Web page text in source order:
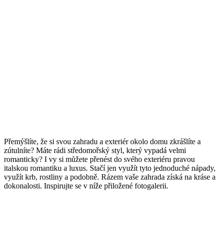
Přemýšlíte, že si svou zahradu a exteriér okolo domu zkrášlíte a
zútulníte? Máte rádi středomořský styl, který vypadá velmi
romanticky? I vy si můžete přenést do svého exteriéru pravou
italskou romantiku a luxus. Stačí jen využít tyto jednoduché nápady,
využít krb, rostliny a podobně. Rázem vaše zahrada získá na kráse a
dokonalosti. Inspirujte se v níže přiložené fotogalerii.